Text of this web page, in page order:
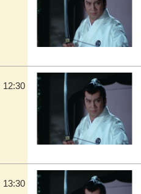
12:30
13:30